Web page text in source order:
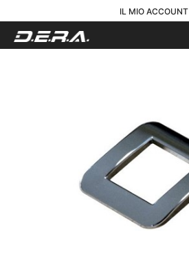
IL MIO ACCOUNT